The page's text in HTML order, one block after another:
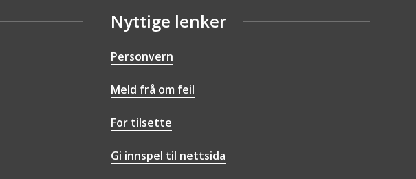
Nyttige lenker
Personvern
Meld frå om feil
For tilsette
Gi innspel til nettsida